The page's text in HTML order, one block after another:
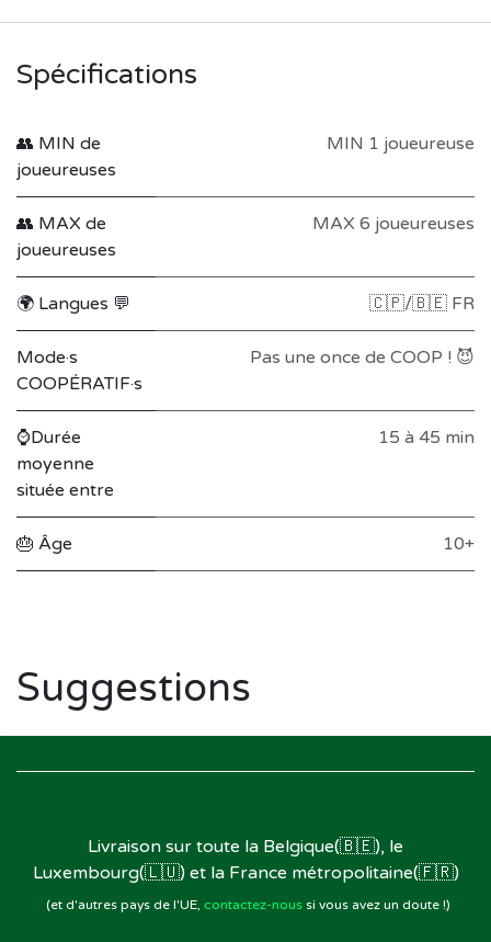
Spécifications
👥 MIN de
joueureuses
MIN 1 joueureuse
👥 MAX de
joueureuses
MAX 6 joueureuses
🌍 Langues 💬 🇨🇵/🇧🇪 FR
Mode·s
COOPÉRATIF·s
Pas une once de COOP ! 😈
⌚Durée
moyenne
située entre
15 à 45 min
🎂 Âge 10+
Suggestions
Livraison sur toute la Belgique(🇧🇪), le
Luxembourg(🇱🇺) et la France métropolitaine(🇫🇷)
(et d'autres pays de l'UE, contactez-noussi vous avez un doute !)